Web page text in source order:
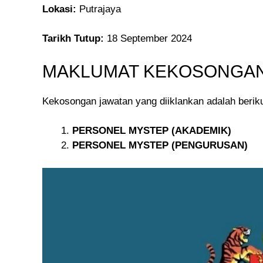
Lokasi: Putrajaya
Tarikh Tutup: 18 September 2024
MAKLUMAT
Kekosongan jawatan yang diiklankan adalah
PERSONEL MYSTEP (AKADEMIK)
PERSONEL MYSTEP (PENGURUSAN)